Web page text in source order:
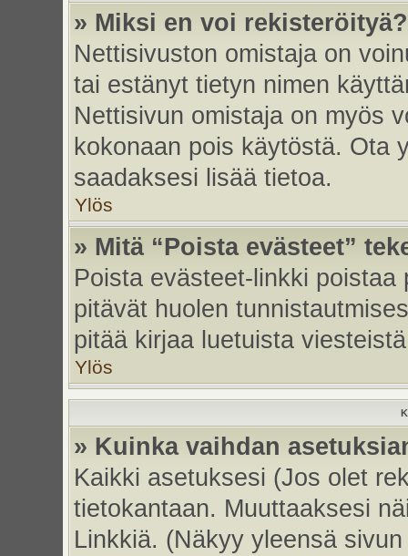
» Miksi en voi rekisteröityä?
Nettisivuston omistaja on
tai estänyt tietyn nimen
Nettisivun omistaja on myös
kokonaan pois käytöstä. Ota
saadaksesi lisää tietoa.
Ylös
» Mitä “Poista evästeet”
Poista evästeet-linkki
pitävät huolen
pitää kirjaa luetuista
Ylös
» Kuinka vaihdan
Kaikki asetuksesi (Jos olet
tietokantaan. Muuttaaksesi
Linkkiä. (Näkyy yleensä